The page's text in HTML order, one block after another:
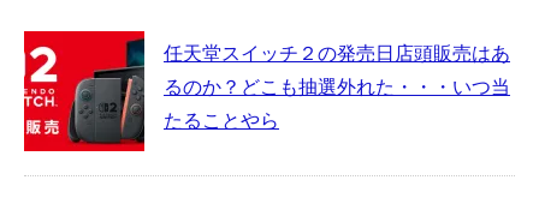
任天堂スイッチ２の発売日店頭販売はあ
るのか？どこも抽選外れた・・・いつ当
たることやら